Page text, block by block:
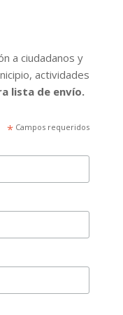
a ciudadanos y
actividades
lista de envío.
* Campos requeridos